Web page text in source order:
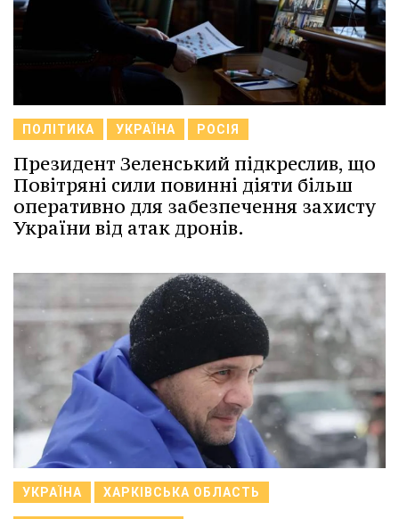
ПОЛІТИКА УКРАЇНА РОСІЯ
Президент Зеленський підкреслив, що
Повітряні сили повинні діяти більш
оперативно для забезпечення захисту
України від атак дронів.
УКРАЇНА ХАРКІВСЬКА ОБЛАСТЬ